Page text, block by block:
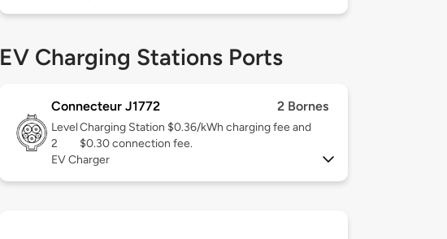
EV Charging Stations Ports
Connecteur J1772 2 Bornes
Level
2
Charging Station $0.36/kWh charging fee and
$0.30 connection fee.
EV Charger